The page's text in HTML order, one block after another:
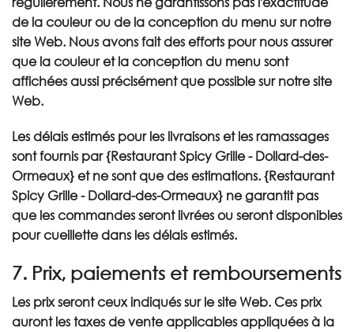
de la couleur ou de la conception du menu sur notre
site Web. Nous avons fait des efforts pour nous assurer
que la couleur et la conception du menu sont
affichées aussi précisément que possible sur notre site
Web.
Les délais estimés pour les livraisons et les ramassages
sont fournis par {Restaurant Spicy Grille - Dollard-des-
Ormeaux} et ne sont que des estimations. {Restaurant
Spicy Grille - Dollard-des-Ormeaux} ne garantit pas
que les commandes seront livrées ou seront disponibles
pour cueillette dans les délais estimés.
7. Prix, paiements et remboursements
Les prix seront ceux indiqués sur le site Web. Ces prix
auront les taxes de vente applicables appliquées à la